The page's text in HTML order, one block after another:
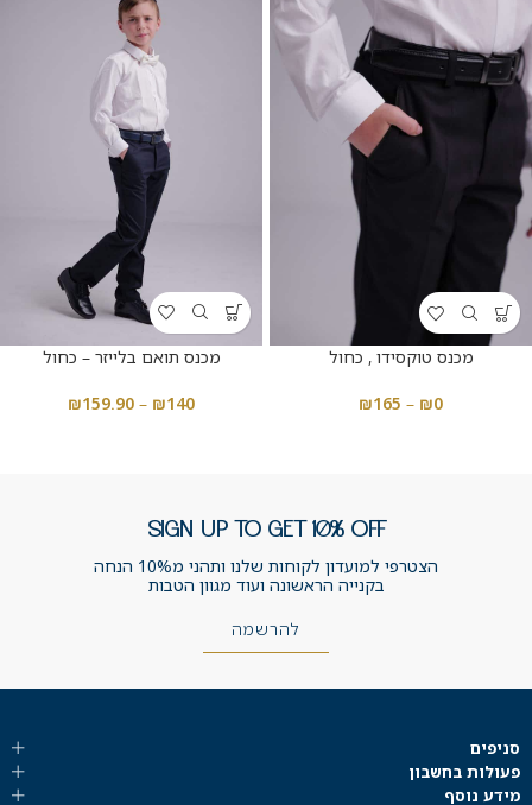
מכנס טוקסידו , כחול
₪0
–
₪165
מכנס תואם בלייזר – כחול
₪140
–
₪159.90
SIGN UP TO GET 10% OFF
הצטרפי למועדון לקוחות שלנו ותהני מ10% הנחה
בקנייה הראשונה ועוד מגוון הטבות
להרשמה
סניפים
פעולות בחשבון
מידע נוסף